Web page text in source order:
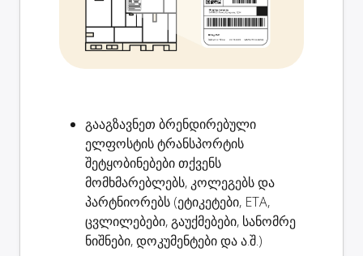
გააგზავნეთ ბრენდირებული
ელფოსტისტრანსპორტის
შეტყობინებებითქვენს
მომხმარებლებს, კოლეგებს და
პარტნიორებს (ეტიკეტები, ETA,
ცვლილებები, გაუქმებები, სანომრე
ნიშნები, დოკუმენტები და ა.შ.)